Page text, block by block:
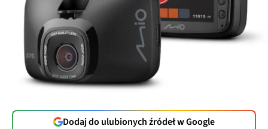
Dodaj do ulubionych źródeł w Google